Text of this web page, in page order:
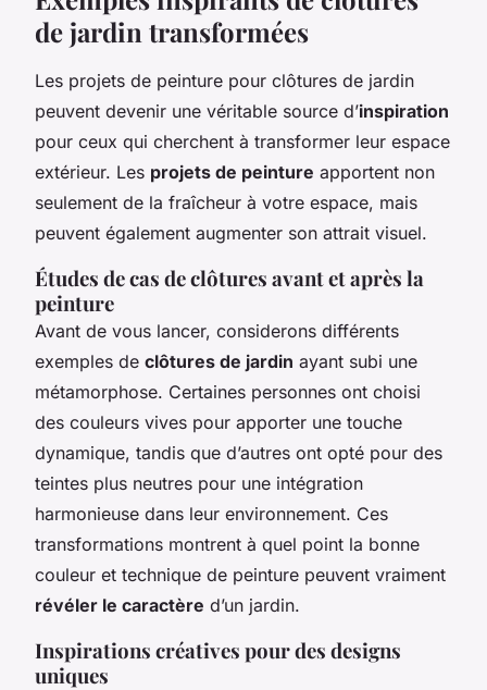
de jardin transformées
Les projets de peinture pour clôtures de jardin
peuvent devenir une véritable source d’inspiration
pour ceux qui cherchent à transformer leur espace
extérieur. Les projets de peinture apportent non
seulement de la fraîcheur à votre espace, mais
peuvent également augmenter son attrait visuel.
Études de cas de clôtures avant et après la
peinture
Avant de vous lancer, considerons différents
exemples de clôtures de jardin ayant subi une
métamorphose. Certaines personnes ont choisi
des couleurs vives pour apporter une touche
dynamique, tandis que d’autres ont opté pour des
teintes plus neutres pour une intégration
harmonieuse dans leur environnement. Ces
transformations montrent à quel point la bonne
couleur et technique de peinture peuvent vraiment
révéler le caractère d’un jardin.
Inspirations créatives pour des designs
uniques